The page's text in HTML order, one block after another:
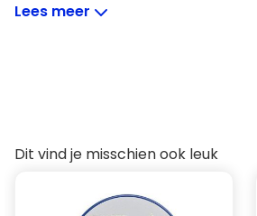
Kenmerken:
Uitgever: FaNaTtiK
Lees meer
Dit vind je misschien ook leuk